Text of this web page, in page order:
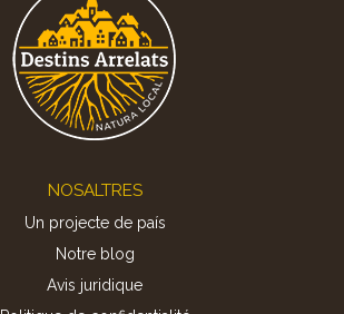
NOSALTRES
Un projecte de país
Notre blog
Avis juridique